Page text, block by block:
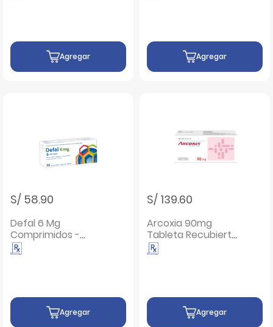
Agregar Agregar
S/ 58.90
Defal 6 Mg
Comprimidos -
Caja 20 UN
Agregar
S/ 139.60
Arcoxia 90mg
Tableta Recubierta
- Caja 14 UN
Agregar